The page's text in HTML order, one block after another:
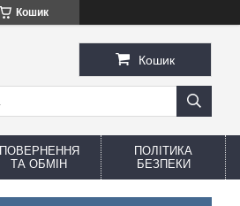
Кошик
Кошик
ПОВЕРНЕННЯ
ТА ОБМІН
ПОЛІТИКА
БЕЗПЕКИ